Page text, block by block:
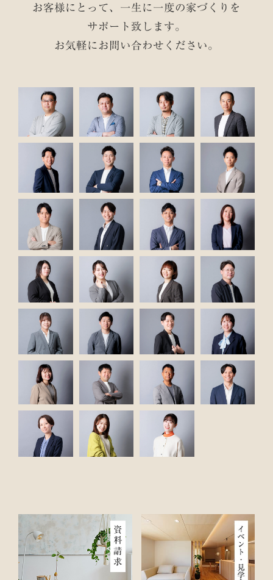
お客様にとって、一生に一度の家づくりを
サポート致します。
お気軽にお問い合わせください。